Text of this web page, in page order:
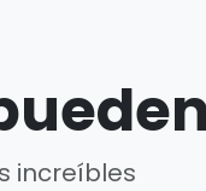
increíbles